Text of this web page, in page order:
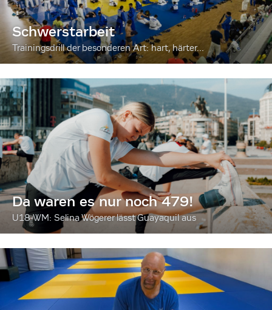
Schwerstarbeit
Trainingsdrill der besonderen Art: hart, härter...
Da waren es nur noch 479!
U18-WM: Selina Wögerer lässt Guayaquil aus